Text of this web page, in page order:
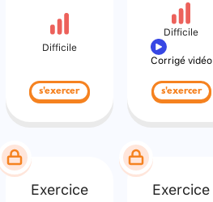
Difficile
s'exercer
Difficile
Corrigé vidéo
s'exercer
Exercice Exercice